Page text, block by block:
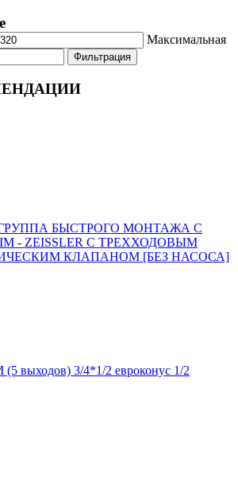
Максимальная
Фильтрация
БЫСТРОГО МОНТАЖА С
- ZEISSLER С ТРЕХХОДОВЫМ
КЛАПАНОМ [БЕЗ НАСОСА]
(5 выходов) 3/4*1/2 евроконус 1/2